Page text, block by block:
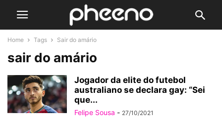
Home Tags Sair do amário
sair do amário
Jogador da elite do futebol
australiano se declara gay: “Sei
que...
Felipe Sousa - 27/10/2021